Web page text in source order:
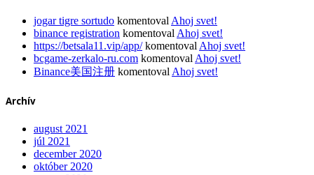
jogar tigre sortudo komentoval Ahoj svet!
binance registration komentoval Ahoj svet!
https://betsala11.vip/app/komentoval Ahoj svet!
bcgame-zerkalo-ru.com komentoval Ahoj svet!
Binance美国注册 komentoval Ahoj svet!
Archív
august 2021
júl 2021
december 2020
október 2020